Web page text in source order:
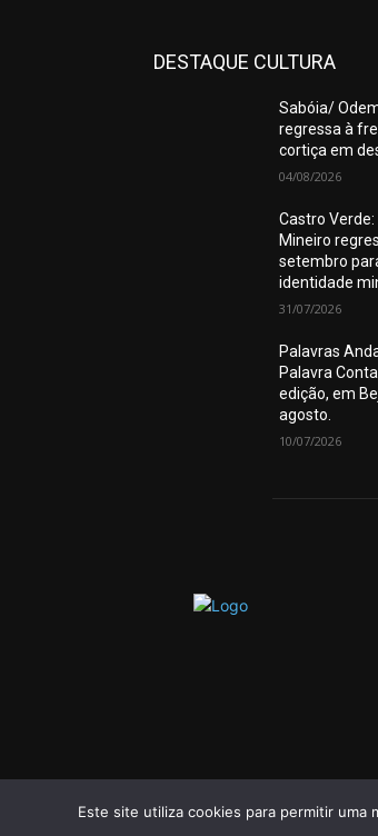
DESTAQUE CULTURA
Sabóia/
regressa à
cortiça em
04/08/2026
Castro
Mineiro
setembro
identidade
31/07/2026
Palavras
Palavra
edição, em
agosto.
10/07/2026
© 2014 - 2025 Lidador Notícias. |
Este site utiliza cookies para permitir uma